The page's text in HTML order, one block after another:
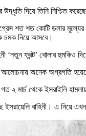
দিয়ে তিনি নিশ্চিত
শত শত কোটি ডলার
চমক নিয়ে আসবে।
‘নতুন ফ্রন্ট’ খোলার হুমকিও
আলোচনায় অনেক অগ্রগতি
মার্চ থেকে ইসরাইলি
বাহিনী। এ নিয়ে